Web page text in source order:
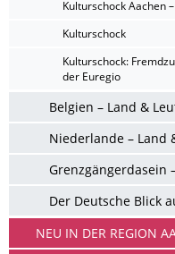
Kulturschock Aachen
Kulturschock
Kulturschock:
der Euregio
Belgien – Land &
Niederlande – Land
Grenzgängerdasein
Der Deutsche Blick
NEU IN DER REGION